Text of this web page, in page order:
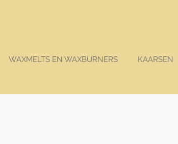
WAXMELTS EN WAXBURNERS KAARSEN